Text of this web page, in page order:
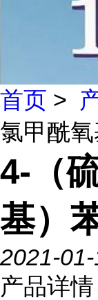
首页 >
氯甲酰
4-（
基）
2021-
产品详情